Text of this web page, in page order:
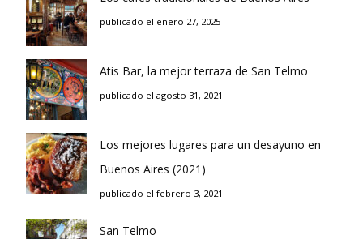
publicado el enero 27, 2025
Atis Bar, la mejor terraza de San Telmo
publicado el agosto 31, 2021
Los mejores lugares para un desayuno en
Buenos Aires (2021)
publicado el febrero 3, 2021
San Telmo